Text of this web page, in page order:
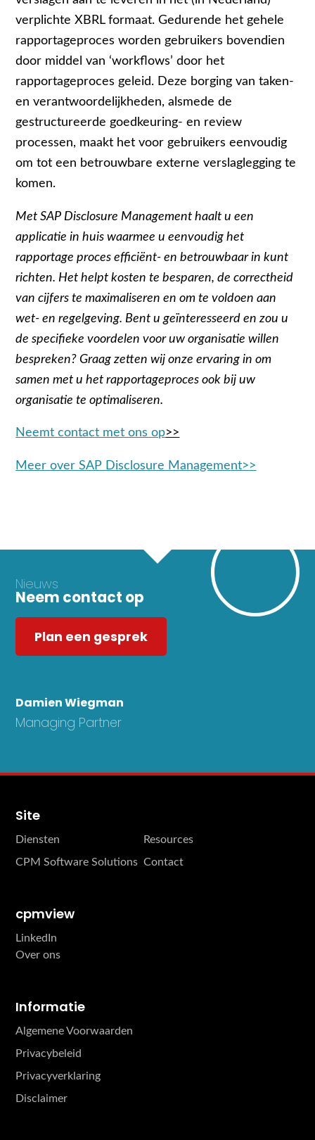
verplichte XBRL formaat. Gedurende het gehele
rapportageproces worden gebruikers bovendien
door middel van ‘workflows’ door het
rapportageproces geleid. Deze borging van taken-
en verantwoordelijkheden, alsmede de
gestructureerde goedkeuring- en review
processen, maakt het voor gebruikers eenvoudig
om tot een betrouwbare externe verslaglegging te
komen.
Met SAP Disclosure Management haalt u een
applicatie in huis waarmee u eenvoudig het
rapportage proces efficiënt- en betrouwbaar in kunt
richten. Het helpt kosten te besparen, de correctheid
van cijfers te maximaliseren en om te voldoen aan
wet- en regelgeving. Bent u geïnteresseerd en zou u
de specifieke voordelen voor uw organisatie willen
bespreken? Graag zetten wij onze ervaring in om
samen met u het rapportageproces ook bij uw
organisatie te optimaliseren.
Neemt contact met ons op>>
Meer over SAP Disclosure Management>>
Nieuws
Neem contact op
Plan een gesprek
Damien Wiegman
Managing Partner
Site
Diensten
Resources
CPM Software Solutions Contact
cpmview
LinkedIn
Over ons
Informatie
Algemene Voorwaarden
Privacybeleid
Privacyverklaring
Disclaimer